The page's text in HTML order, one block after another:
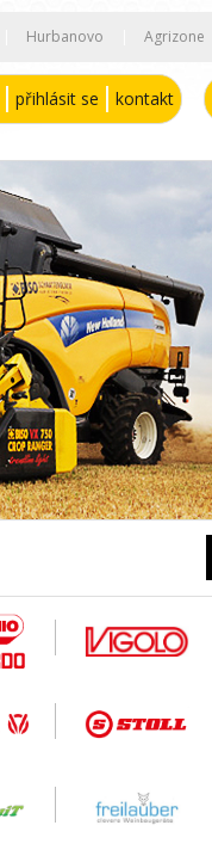
Hurbanovo Agrizone
přihlásit se kontakt